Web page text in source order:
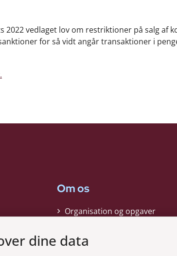
2022 vedlaget lov om restriktioner på salg
for så vidt angår transaktioner i
Om os
Organisation og opgaver
Kontakt
dine data